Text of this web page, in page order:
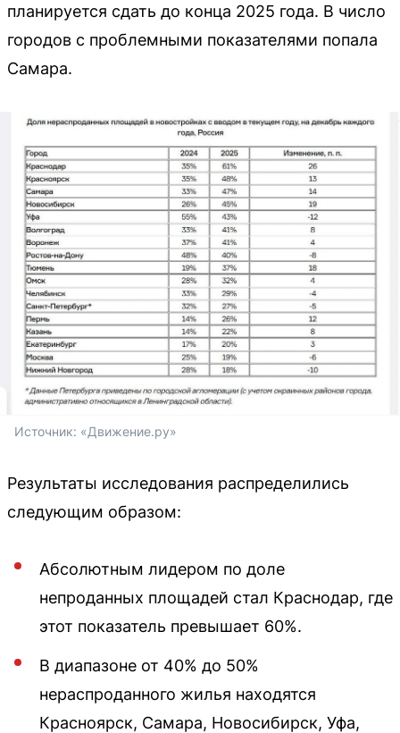
планируется сдать до конца 2025 года. В число
городов с проблемными показателями попала
Самара.
Источник: «Движение.ру»
Результаты исследования распределились
следующим образом:
Абсолютным лидером по доле
непроданных площадей стал Краснодар, где
этот показатель превышает 60%.
В диапазоне от 40% до 50%
нераспроданного жилья находятся
Красноярск, Самара, Новосибирск, Уфа,